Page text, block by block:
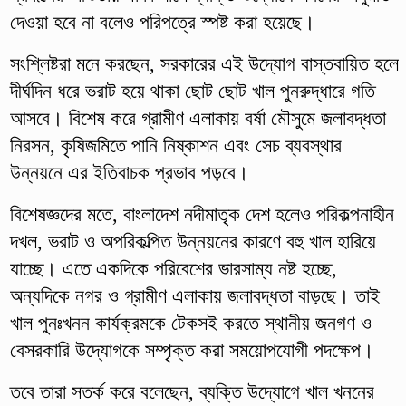
দেওয়া হবে না বলেও পরিপত্রে স্পষ্ট করা হয়েছে।
সংশ্লিষ্টরা মনে করছেন, সরকারের এই উদ্যোগ বাস্তবায়িত হলে
দীর্ঘদিন ধরে ভরাট হয়ে থাকা ছোট ছোট খাল পুনরুদ্ধারে গতি
আসবে। বিশেষ করে গ্রামীণ এলাকায় বর্ষা মৌসুমে জলাবদ্ধতা
নিরসন, কৃষিজমিতে পানি নিষ্কাশন এবং সেচ ব্যবস্থার
উন্নয়নে এর ইতিবাচক প্রভাব পড়বে।
বিশেষজ্ঞদের মতে, বাংলাদেশ নদীমাতৃক দেশ হলেও পরিকল্পনাহীন
দখল, ভরাট ও অপরিকল্পিত উন্নয়নের কারণে বহু খাল হারিয়ে
যাচ্ছে। এতে একদিকে পরিবেশের ভারসাম্য নষ্ট হচ্ছে,
অন্যদিকে নগর ও গ্রামীণ এলাকায় জলাবদ্ধতা বাড়ছে। তাই
খাল পুনঃখনন কার্যক্রমকে টেকসই করতে স্থানীয় জনগণ ও
বেসরকারি উদ্যোগকে সম্পৃক্ত করা সময়োপযোগী পদক্ষেপ।
তবে তারা সতর্ক করে বলেছেন, ব্যক্তি উদ্যোগে খাল খননের